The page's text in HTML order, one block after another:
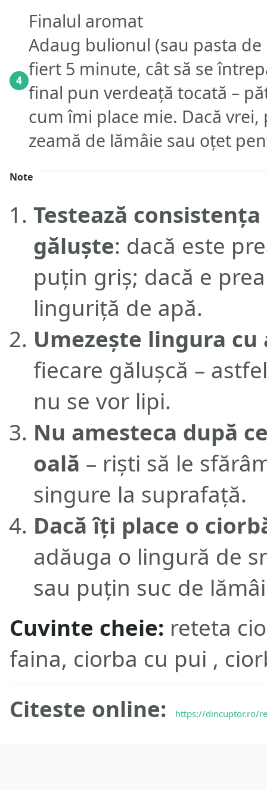
4
Finalul aromat
Adaug bulionul (sau pasta
fiert 5 minute, cât să se
final pun verdeață tocată –
cum îmi place mie. Dacă
zeamă de lămâie sau oțet
Note
Testează
găluște: dacă este
puțin griș; dacă e
linguriță de apă.
Umezește lingura cu
fiecare gălușcă –
nu se vor lipi.
Nu amesteca după
oală – riști să le
singure la suprafață.
Dacă îți place o
adăuga o lingură de
sau puțin suc de
Cuvinte cheie: reteta
faina, ciorba cu pui ,
Citeste online:
https://dincuptor.ro/